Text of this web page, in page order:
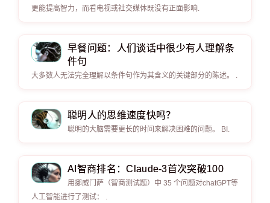
更能提高智力，而看电视或社交媒体既没有正面影响.
早餐问题：人们谈话中很少有人理解条
件句
大多数人无法完全理解以条件句作为其含义的关键部分的陈述。 .
聪明人的思维速度快吗？
聪明的大脑需要更长的时间来解决困难的问题。 BI.
AI智商排名：Claude-3首次突破100
用挪威门萨（智商测试题）中 35 个问题对chatGPT等
人工智能进行了测试： .